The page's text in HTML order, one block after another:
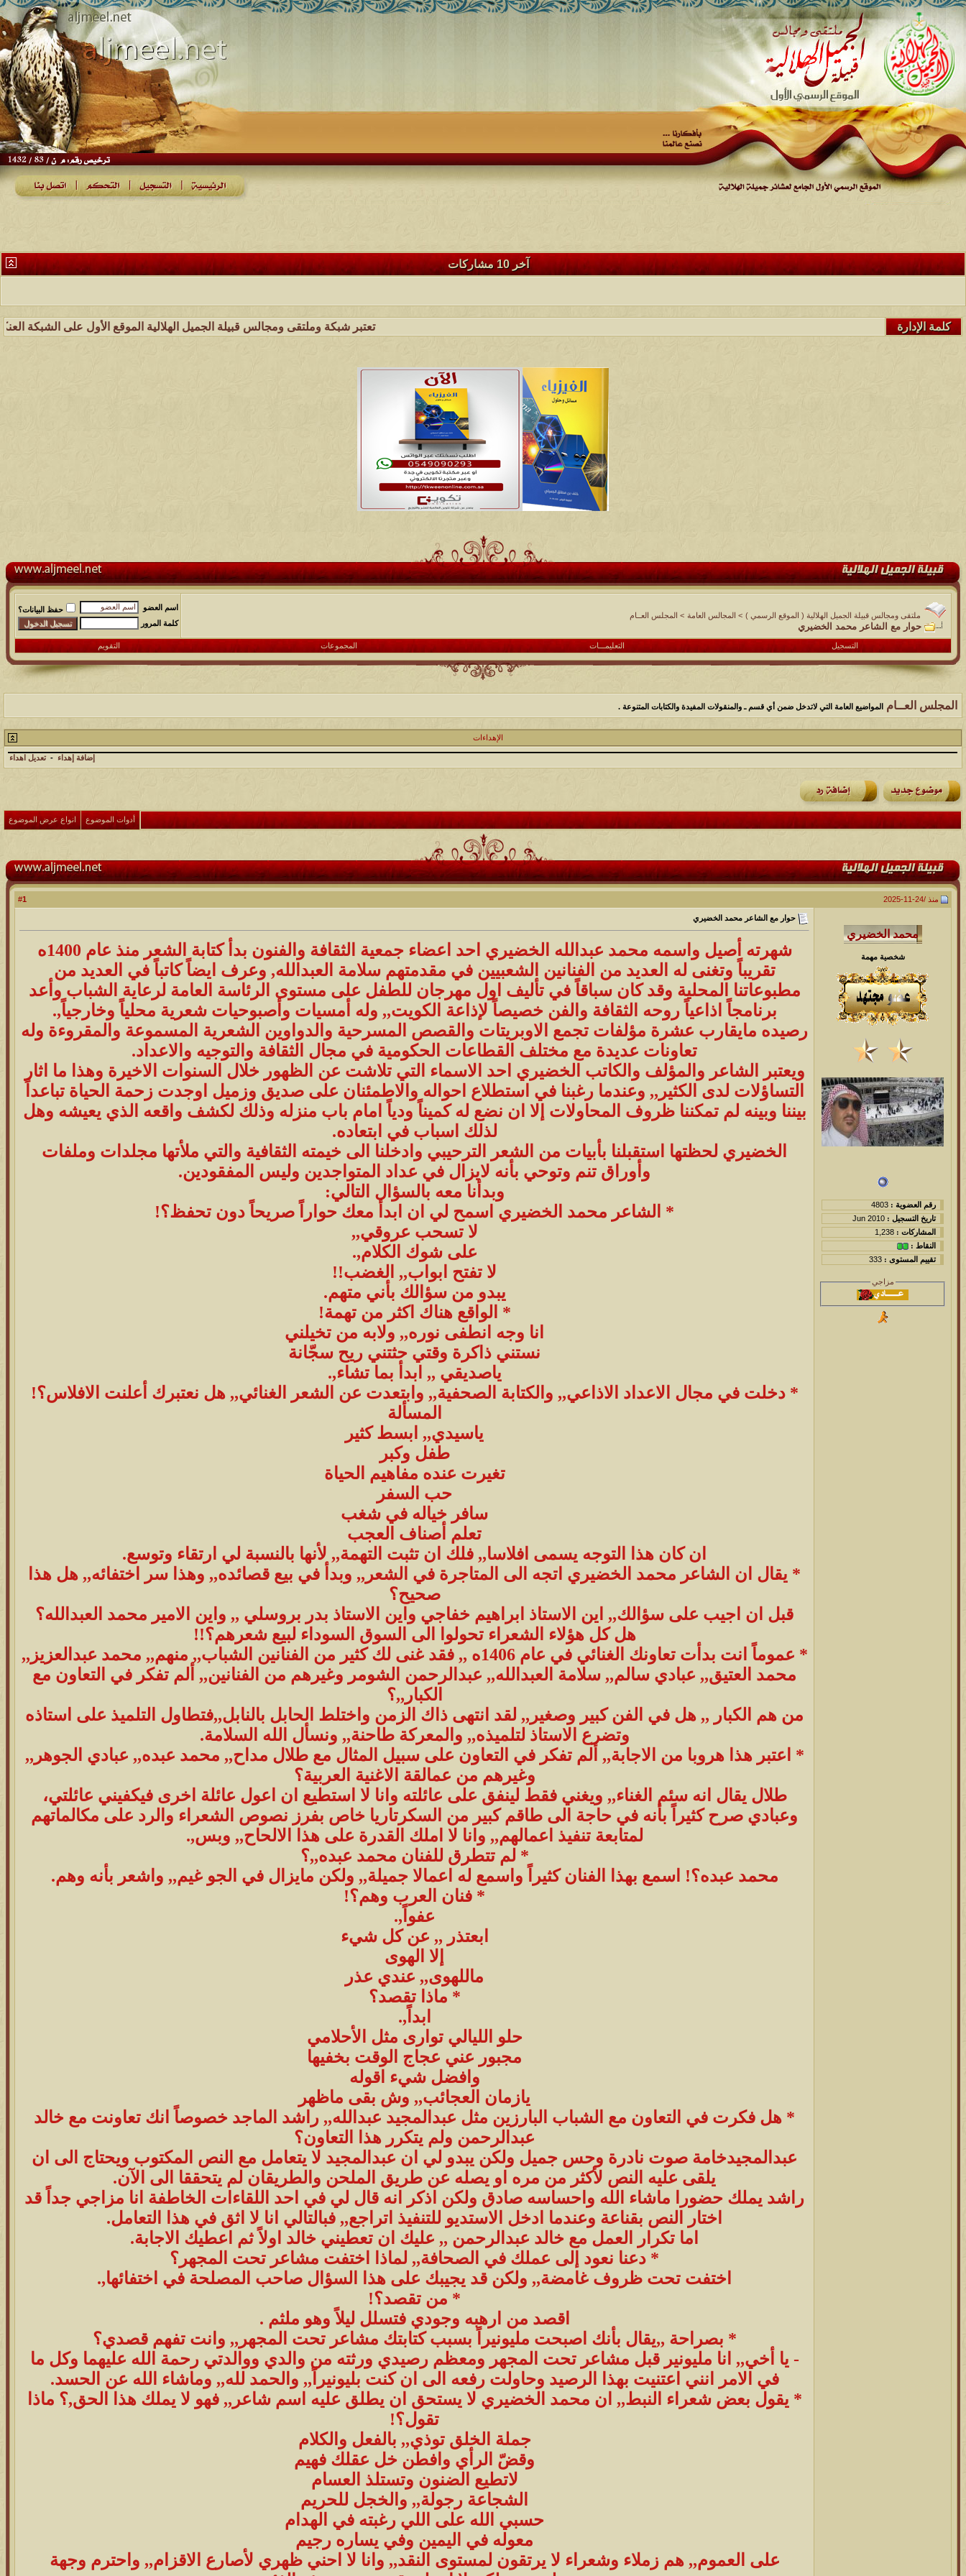
آخر 10 مشاركات
تعتبر شبكة وملتقى ومجالس قبيلة الجميل الهلالية الموقع الأول على الشبكة العنكبوتية كلمة الإدارة
ملتقى ومجالس قبيلة الجميل الهلالية ( الموقع الرسمي ) > المجالس العامة > المجلس العــام
حوار مع الشاعر محمد الخضيري
اسم العضو
حفظ البيانات؟
كلمة المرور
التسجيل التعليمـــات المجموعات التقويم
المجلس العــام المواضيع العامة التي لاتدخل ضمن أي قسم ـ والمنقولات المفيدة والكتابات المتنوعة .
الإهداءات
إضافة إهداء - تعديل اهداء
أدوات الموضوع انواع عرض الموضوع
منذ /24-11-2025
1
شخصية مهمة
رقم العضوية : 4803
تاريخ التسجيل : Jun 2010
المشاركات : 1,238
النقاط :
تقييم المستوى : 333
مزاجي
حوار مع الشاعر محمد الخضيري
شهرته أصيل واسمه محمد عبدالله الخضيري احد اعضاء جمعية الثقافة والفنون بدأ كتابة الشعر منذ عام 1400ه
تقريباً وتغنى له العديد من الفنانين الشعبيين في مقدمتهم سلامة العبدالله, وعرف ايضاً كاتباً في العديد من
مطبوعاتنا المحلية وقد كان سباقاً في تأليف اول مهرجان للطفل على مستوى الرئاسة العامة لرعاية الشباب وأعد
برنامجاً اذاعياً روحه الثقافة والفن خصيصاً لإذاعة الكويت,, وله أمسيات وأصبوحيات شعرية محلياً وخارجياً,.
رصيده مايقارب عشرة مؤلفات تجمع الاوبريتات والقصص المسرحية والدواوين الشعرية المسموعة والمقروءة وله
تعاونات عديدة مع مختلف القطاعات الحكومية في مجال الثقافة والتوجيه والاعداد.
ويعتبر الشاعر والمؤلف والكاتب الخضيري احد الاسماء التي تلاشت عن الظهور خلال السنوات الاخيرة وهذا ما اثار
التساؤلات لدى الكثير,, وعندما رغبنا في استطلاع احواله والاطمئنان على صديق وزميل اوجدت زحمة الحياة تباعداً
بيننا وبينه لم تمكننا ظروف المحاولات إلا ان نضع له كميناً ودياً امام باب منزله وذلك لكشف واقعه الذي يعيشه وهل
لذلك اسباب في ابتعاده.
الخضيري لحظتها استقبلنا بأبيات من الشعر الترحيبي وادخلنا الى خيمته الثقافية والتي ملأتها مجلدات وملفات
وأوراق تنم وتوحي بأنه لايزال في عداد المتواجدين وليس المفقودين.
وبدأنا معه بالسؤال التالي:
* الشاعر محمد الخضيري اسمح لي ان ابدأ معك حواراً صريحاً دون تحفظ؟!
لا تسحب عروقي,,
على شوك الكلام,.
لا تفتح ابواب,, الغضب!!
يبدو من سؤالك بأني متهم.
* الواقع هناك اكثر من تهمة!
انا وجه انطفى نوره,, ولابه من تخيلني
نستني ذاكرة وقتي حثتني ريح سجّانة
ياصديقي ,, ابدأ بما تشاء,.
* دخلت في مجال الاعداد الاذاعي,, والكتابة الصحفية,, وابتعدت عن الشعر الغنائي,, هل نعتبرك أعلنت الافلاس؟!
المسألة
ياسيدي,, ابسط كثير
طفل وكبر
تغيرت عنده مفاهيم الحياة
حب السفر
سافر خياله في شغب
تعلم أصناف العجب
ان كان هذا التوجه يسمى افلاسا,, فلك ان تثبت التهمة,, لأنها بالنسبة لي ارتقاء وتوسع.
* يقال ان الشاعر محمد الخضيري اتجه الى المتاجرة في الشعر,, وبدأ في بيع قصائده,, وهذا سر اختفائه,, هل هذا
صحيح؟
قبل ان اجيب على سؤالك,, اين الاستاذ ابراهيم خفاجي واين الاستاذ بدر بروسلي ,, واين الامير محمد العبدالله؟
هل كل هؤلاء الشعراء تحولوا الى السوق السوداء لبيع شعرهم؟!!
* عموماً انت بدأت تعاونك الغنائي في عام 1406ه ,, فقد غنى لك كثير من الفنانين الشباب,, منهم,, محمد عبدالعزيز,,
محمد العتيق,, عبادي سالم,, سلامة العبدالله,, عبدالرحمن الشومر وغيرهم من الفنانين,, ألم تفكر في التعاون مع
الكبار,,؟
من هم الكبار ,, هل في الفن كبير وصغير,, لقد انتهى ذاك الزمن واختلط الحابل بالنابل,,فتطاول التلميذ على استاذه
وتضرع الاستاذ لتلميذه,, والمعركة طاحنة,, ونسأل الله السلامة.
* اعتبر هذا هروبا من الاجابة,, ألم تفكر في التعاون على سبيل المثال مع طلال مداح,, محمد عبده,, عبادي الجوهر,,
وغيرهم من عمالقة الاغنية العربية؟
طلال يقال انه سئم الغناء,, ويغني فقط لينفق على عائلته وانا لا استطيع ان اعول عائلة اخرى فيكفيني عائلتي،
وعبادي صرح كثيراً بأنه في حاجة الى طاقم كبير من السكرتاريا خاص بفرز نصوص الشعراء والرد على مكالماتهم
لمتابعة تنفيذ اعمالهم,, وانا لا املك القدرة على هذا الالحاح,, وبس,.
* لم تتطرق للفنان محمد عبده,,؟
محمد عبده؟! اسمع بهذا الفنان كثيراً واسمع له اعمالا جميلة,, ولكن مايزال في الجو غيم,, واشعر بأنه وهم.
* فنان العرب وهم؟!
عفواً,.
ابعتذر ,, عن كل شيء
إلا الهوى
ماللهوى,, عندي عذر
* ماذا تقصد؟
ابداً,.
حلو الليالي توارى مثل الأحلامي
مجبور عني عجاج الوقت بخفيها
وافضل شيء اقوله
يازمان العجائب,, وش بقى ماظهر
* هل فكرت في التعاون مع الشباب البارزين مثل عبدالمجيد عبدالله,, راشد الماجد خصوصاً انك تعاونت مع خالد
عبدالرحمن ولم يتكرر هذا التعاون؟
عبدالمجيدخامة صوت نادرة وحس جميل ولكن يبدو لي ان عبدالمجيد لا يتعامل مع النص المكتوب ويحتاج الى ان
يلقى عليه النص لأكثر من مره او يصله عن طريق الملحن والطريقان لم يتحققا الى الآن.
راشد يملك حضورا ماشاء الله واحساسه صادق ولكن اذكر انه قال لي في احد اللقاءات الخاطفة انا مزاجي جداً قد
اختار النص بقناعة وعندما ادخل الاستديو للتنفيذ اتراجع,, فبالتالي انا لا اثق في هذا التعامل.
اما تكرار العمل مع خالد عبدالرحمن ,, عليك ان تعطيني خالد اولاً ثم اعطيك الاجابة.
* دعنا نعود إلى عملك في الصحافة,, لماذا اختفت مشاعر تحت المجهر؟
اختفت تحت ظروف غامضة,, ولكن قد يجيبك على هذا السؤال صاحب المصلحة في اختفائها,.
* من تقصد؟!
اقصد من ارهبه وجودي فتسلل ليلاً وهو ملثم .
* بصراحة ,,يقال بأنك اصبحت مليونيراً بسبب كتابتك مشاعر تحت المجهر,, وانت تفهم قصدي؟
- يا أخي,, انا مليونير قبل مشاعر تحت المجهر ومعظم رصيدي ورثته من والدي ووالدتي رحمة الله عليهما وكل ما
في الامر انني اعتنيت بهذا الرصيد وحاولت رفعه الى ان كنت بليونيراً,, والحمد لله,, وماشاء الله عن الحسد.
* يقول بعض شعراء النبط,, ان محمد الخضيري لا يستحق ان يطلق عليه اسم شاعر,, فهو لا يملك هذا الحق,؟ ماذا
تقول؟!
جملة الخلق توذي,, بالفعل والكلام
وقضّ الرأي وافطن خل عقلك فهيم
لاتطيع الضنون وتستلذ العسام
الشجاعة رجولة,, والخجل للحريم
حسبي الله على اللي رغبته في الهدام
معوله في اليمين وفي يساره رجيم
على العموم,, هم زملاء وشعراء لا يرتقون لمستوى النقد,, وانا لا احني ظهري لأصارع الاقزام,, واحترم وجهة